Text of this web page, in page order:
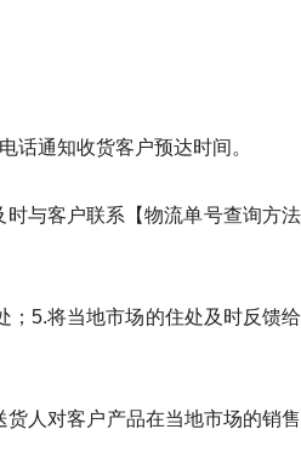
话通知收货客户预达时间。
与客户联系【物流单号查询方法
；5.将当地市场的住处及时反馈给
人对客户产品在当地市场的销售